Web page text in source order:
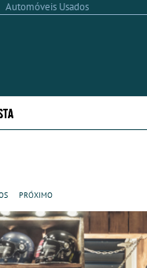
Automóveis Usados
próximo